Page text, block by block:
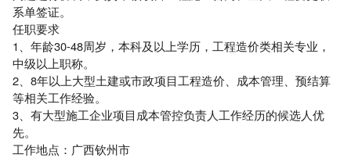
系单签证。
任职要求
1、年龄30-48周岁，本科及以上学历，工程造价类相关专业，
中级以上职称。
2、8年以上大型土建或市政项目工程造价、成本管理、预结算
等相关工作经验。
3、有大型施工企业项目成本管控负责人工作经历的候选人优
先。
工作地点：广西钦州市